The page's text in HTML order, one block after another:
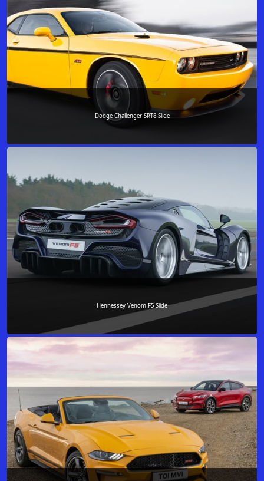
Dodge Challenger SRT8 Slide
Hennessey Venom F5 Slide